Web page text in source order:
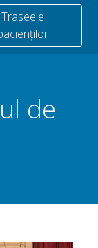
Traseele
de